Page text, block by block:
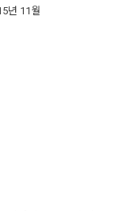
년 11월